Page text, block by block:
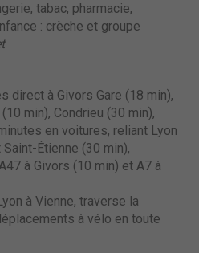
tabac, pharmacie,
: crèche et groupe
direct à Givors Gare (18 min),
min), Condrieu (30 min),
en voitures, reliant Lyon
Étienne (30 min),
à Givors (10 min) et A7 à
à Vienne, traverse la
à vélo en toute